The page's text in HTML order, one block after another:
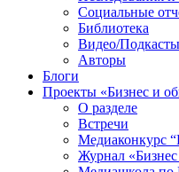
Социальные
Библиотека
Видео/Подкасты
Авторы
Блоги
Проекты «Бизнес и
О разделе
Встречи
Медиаконкурс
Журнал